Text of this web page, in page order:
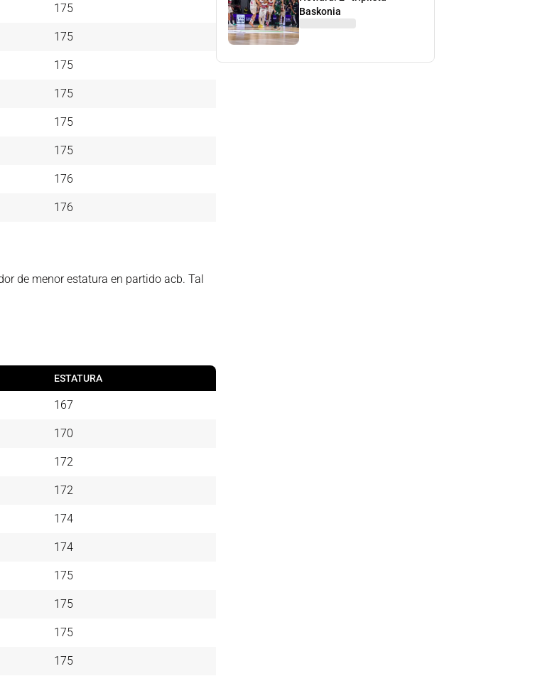
175
175
175
175
175
175
176
176
de menor estatura en partido acb. Tal
ESTATURA
167
170
172
172
174
174
175
175
175
175
Baskonia